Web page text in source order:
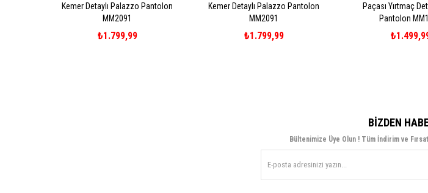
Kemer Detaylı Palazzo Pantolon
MM2091
₺1.799,99
Kemer Detaylı Palazzo Pantolon
MM2091
₺1.799,99
Paçası Yırtmaç
Pantolon
BIZDEN
Bültenimize Üye Olun ! Tüm İndirim ve